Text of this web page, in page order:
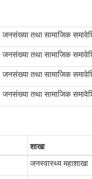
जनसंख्या तथा सामाजिक
जनसंख्या तथा सामाजिक
जनसंख्या तथा सामाजिक
जनसंख्या तथा सामाजिक
शाखा
जनस्वास्थ्य महाशाखा